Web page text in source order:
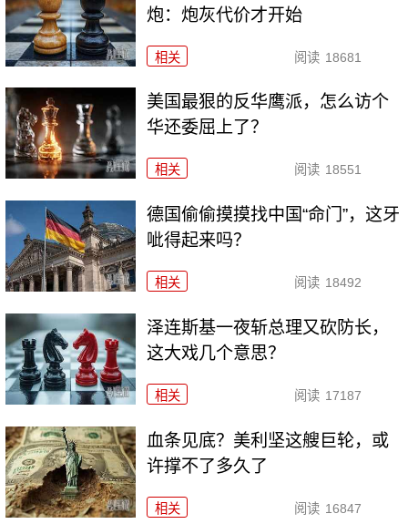
炮：炮灰代价才开始
相关 阅读 18681
美国最狠的反华鹰派，怎么访个
华还委屈上了？
相关 阅读 18551
德国偷偷摸摸找中国“命门”，这牙
呲得起来吗？
相关 阅读 18492
泽连斯基一夜斩总理又砍防长，
这大戏几个意思？
相关 阅读 17187
血条见底？美利坚这艘巨轮，或
许撑不了多久了
相关 阅读 16847